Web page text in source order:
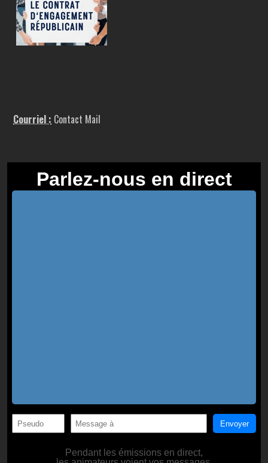
Courriel : Contact Mail